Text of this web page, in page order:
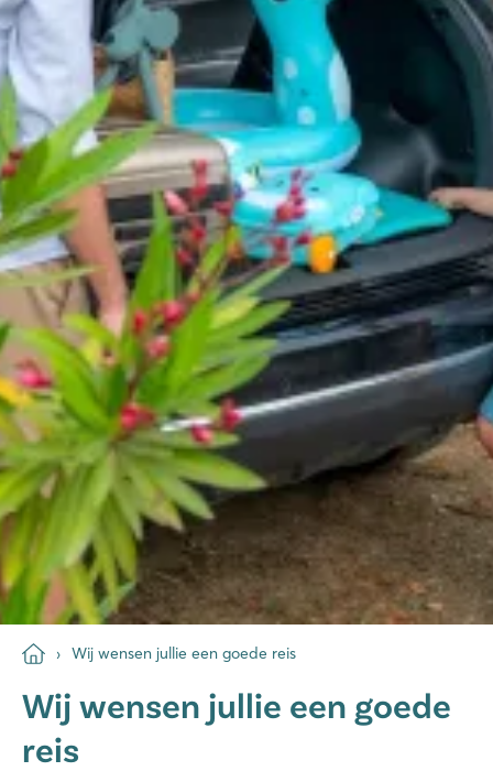
Wij wensen jullie een goede reis
Wij wensen jullie een goede
reis